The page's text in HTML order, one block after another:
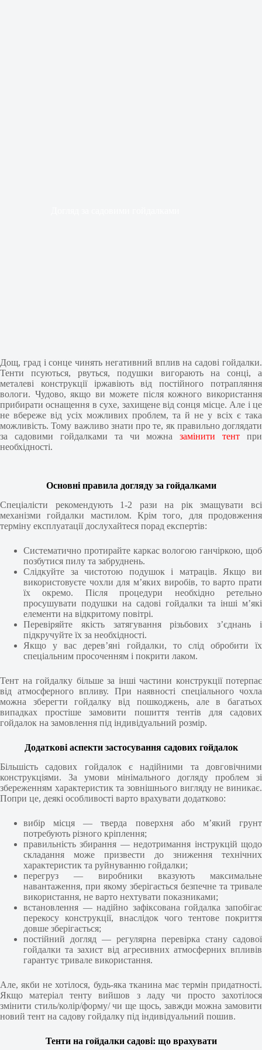
Дощ, град і сонце чинять негативний вплив на садові гойдалки.
Тенти псуються, рвуться, подушки вигорають на сонці, а
металеві конструкції іржавіють від постійного потрапляння
вологи. Чудово, якщо ви можете після кожного використання
прибирати оснащення в сухе, захищене від сонця місце. Але і це
не вбереже від усіх можливих проблем, та й не у всіх є така
можливість. Тому важливо знати про те, як правильно доглядати
за садовими гойдалками та чи можназамінити тент при
необхідності.
Основні правила догляду за гойдалками
Спеціалісти рекомендують 1-2 рази на рік змащувати всі
механізми гойдалки мастилом. Крім того, для продовження
терміну експлуатації дослухайтеся порад експертів:
Систематично протирайте каркас вологою ганчіркою, щоб
позбутися пилу та забруднень.
Слідкуйте за чистотою подушок і матраців. Якщо ви
використовуєте чохли для м’яких виробів, то варто прати
їх окремо. Після процедури необхідно ретельно
просушувати подушки на садові гойдалки та інші м’які
елементи на відкритому повітрі.
Перевіряйте якість затягування різьбових з’єднань і
підкручуйте їх за необхідності.
Якщо у вас дерев’яні гойдалки, то слід обробити їх
спеціальним просоченням і покрити лаком.
Тент на гойдалку більше за інші частини конструкції потерпає
від атмосферного впливу. При наявності спеціального чохла
можна зберегти гойдалку від пошкоджень, але в багатьох
випадках простіше замовити пошиття тентів для садових
гойдалок на замовлення під індивідуальний розмір.
Додаткові аспекти застосування садових гойдалок
Більшість садових гойдалок є надійними та довговічними
конструкціями. За умови мінімального догляду проблем зі
збереженням характеристик та зовнішнього вигляду не виникає.
Попри це, деякі особливості варто врахувати додатково:
вибір місця — тверда поверхня або м’який грунт
потребують різного кріплення;
правильність збирання — недотримання інструкцій щодо
складання може призвести до зниження технічних
характеристик та руйнуванню гойдалки;
перегруз — виробники вказують максимальне
навантаження, при якому зберігається безпечне та тривале
використання, не варто нехтувати показниками;
встановлення — надійно зафіксована гойдалка запобігає
перекосу конструкції, внаслідок чого тентове покриття
довше зберігається;
постійний догляд — регулярна перевірка стану садової
гойдалки та захист від агресивних атмосферних впливів
гарантує тривале використання.
Але, якби не хотілося, будь-яка тканина має термін придатності.
Якщо матеріал тенту вийшов з ладу чи просто захотілося
змінити стиль/колір/форму/ чи ще щось, завжди можна замовити
новий тент на садову гойдалку під індивідуальний пошив.
Тенти на гойдалки садові: що врахувати